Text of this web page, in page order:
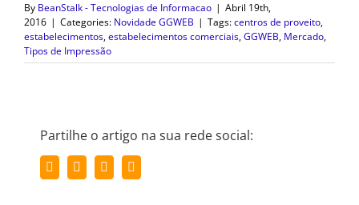
By BeanStalk - Tecnologias de Informacao | Abril 19th,
2016 | Categories: Novidade GGWEB | Tags:centros de proveito,
estabelecimentos,estabelecimentos comerciais,GGWEB, Mercado,
Tipos de Impressão
Partilhe o artigo na sua rede social:
Facebook
Twitter LinkedIn
(necessário